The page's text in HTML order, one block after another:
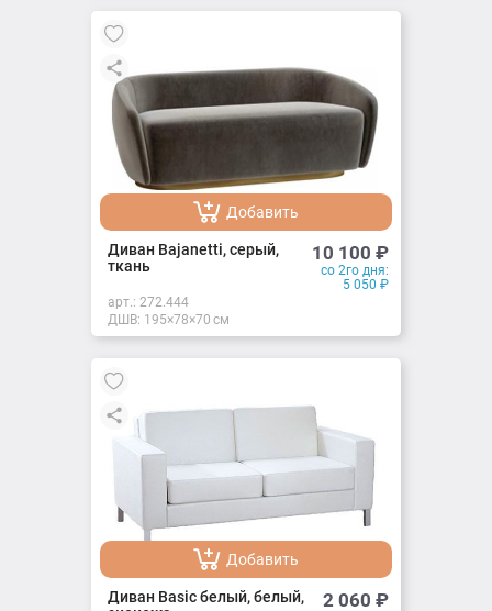
Добавить
Добавлено
Диван Bajanetti, серый,
ткань
10 100 ₽
со 2го дня:
5 050 ₽
арт.: 272.444
ДШВ: 195×78×70 см
Добавить
Добавлено
Диван Basic белый, белый,
2 060 ₽